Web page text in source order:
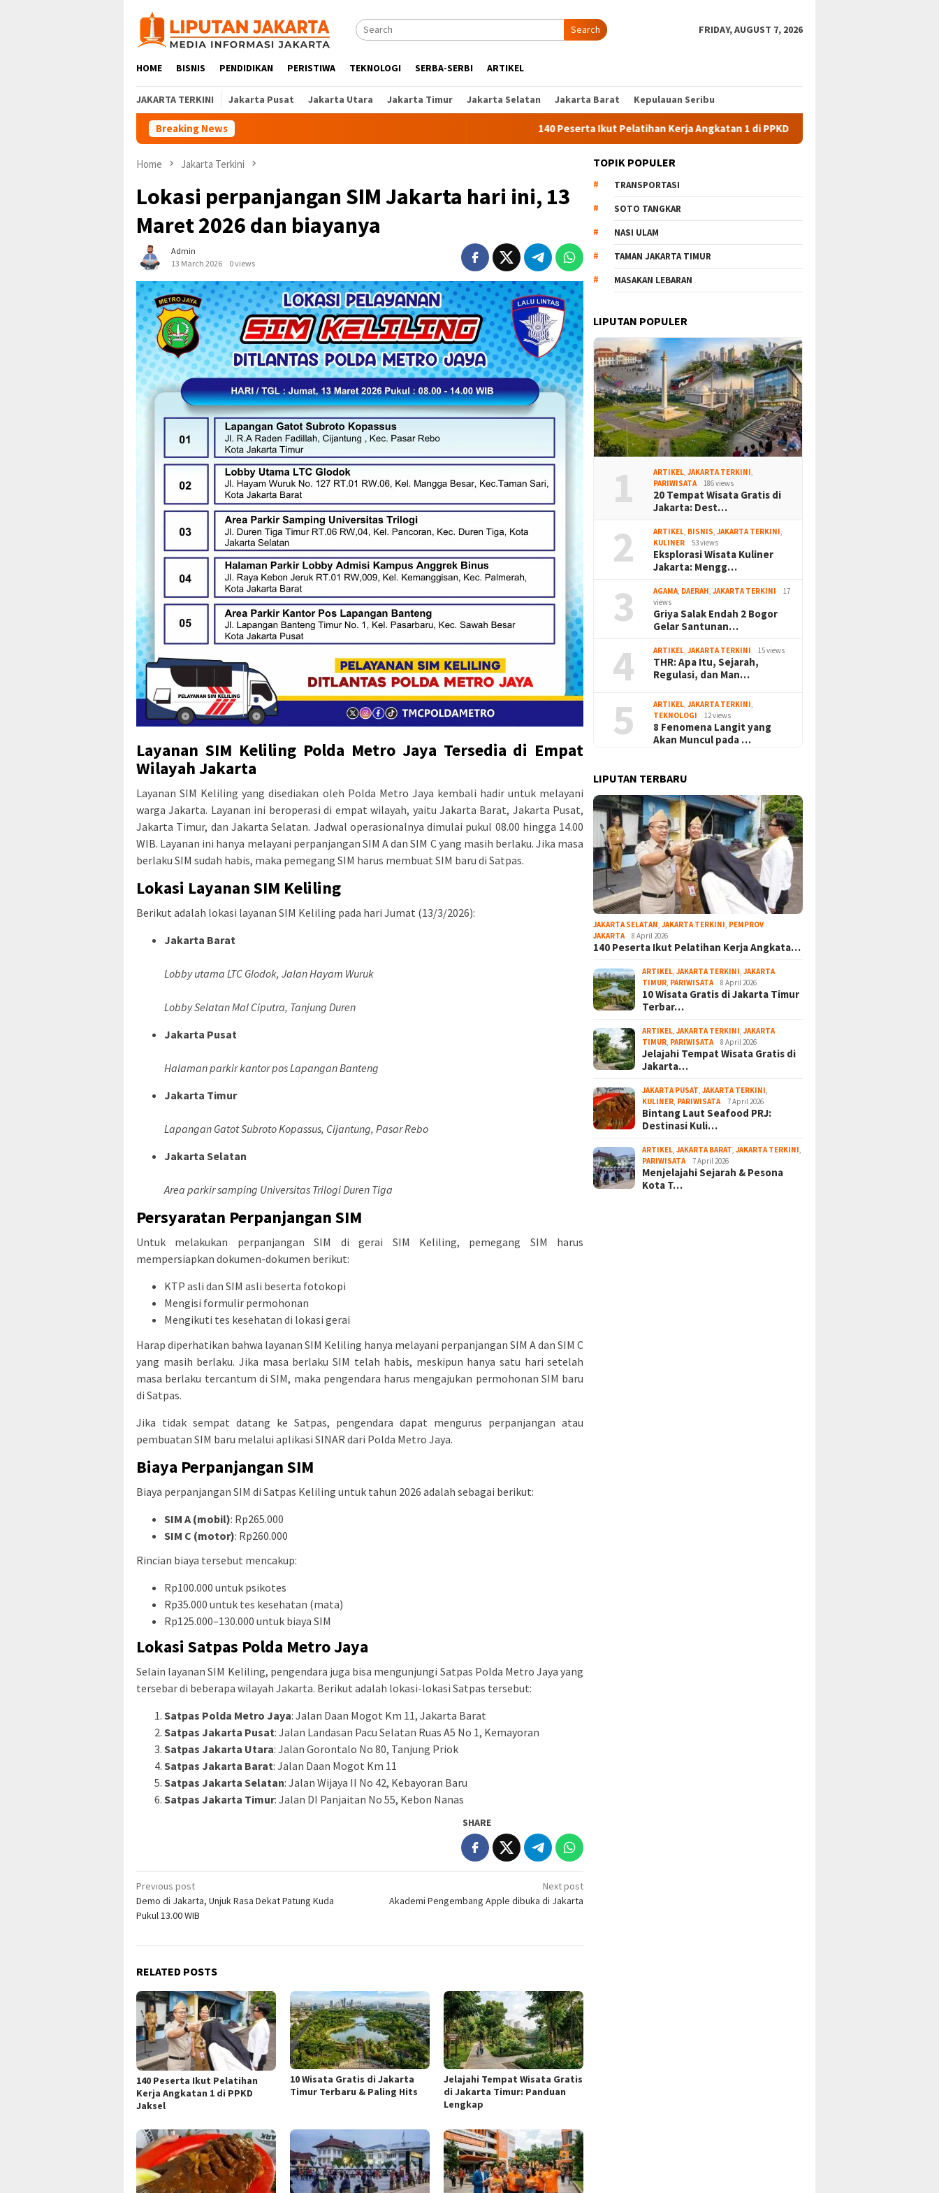
content
Search FRIDAY, AUGUST 7, 2026
HOME BISNIS PENDIDIKAN PERISTIWA TEKNOLOGI SERBA-SERBI ARTIKEL
JAKARTA TERKINI Jakarta Pusat Jakarta Utara Jakarta Timur Jakarta Selatan Jakarta Barat Kepulauan Seribu
Breaking News 140 Peserta Ikut Pelatihan Kerja Angkatan 1 di PPKD Jaksel
Home Jakarta Terkini
Lokasi perpanjangan SIM Jakarta hari ini, 13
Maret 2026 dan biayanya
Admin
13 March 2026
0 views
Layanan SIM Keliling Polda Metro Jaya Tersedia di Empat
Wilayah Jakarta
Layanan SIM Keliling yang disediakan oleh Polda Metro Jaya kembali hadir untuk melayani
warga Jakarta. Layanan ini beroperasi di empat wilayah, yaitu Jakarta Barat, Jakarta Pusat,
Jakarta Timur, dan Jakarta Selatan. Jadwal operasionalnya dimulai pukul 08.00 hingga 14.00
WIB. Layanan ini hanya melayani perpanjangan SIM A dan SIM C yang masih berlaku. Jika masa
berlaku SIM sudah habis, maka pemegang SIM harus membuat SIM baru di Satpas.
Lokasi Layanan SIM Keliling
Berikut adalah lokasi layanan SIM Keliling pada hari Jumat (13/3/2026):
Jakarta Barat
Lobby utama LTC Glodok, Jalan Hayam Wuruk
Lobby Selatan Mal Ciputra, Tanjung Duren
Jakarta Pusat
Halaman parkir kantor pos Lapangan Banteng
Jakarta Timur
Lapangan Gatot Subroto Kopassus, Cijantung, Pasar Rebo
Jakarta Selatan
Area parkir samping Universitas Trilogi Duren Tiga
Persyaratan Perpanjangan SIM
Untuk melakukan perpanjangan SIM di gerai SIM Keliling, pemegang SIM harus
mempersiapkan dokumen-dokumen berikut:
KTP asli dan SIM asli beserta fotokopi
Mengisi formulir permohonan
Mengikuti tes kesehatan di lokasi gerai
Harap diperhatikan bahwa layanan SIM Keliling hanya melayani perpanjangan SIM A dan SIM C
yang masih berlaku. Jika masa berlaku SIM telah habis, meskipun hanya satu hari setelah
masa berlaku tercantum di SIM, maka pengendara harus mengajukan permohonan SIM baru
di Satpas.
Jika tidak sempat datang ke Satpas, pengendara dapat mengurus perpanjangan atau
pembuatan SIM baru melalui aplikasi SINAR dari Polda Metro Jaya.
Biaya Perpanjangan SIM
Biaya perpanjangan SIM di Satpas Keliling untuk tahun 2026 adalah sebagai berikut:
SIM A (mobil): Rp265.000
SIM C (motor): Rp260.000
Rincian biaya tersebut mencakup:
Rp100.000 untuk psikotes
Rp35.000 untuk tes kesehatan (mata)
Rp125.000–130.000 untuk biaya SIM
Lokasi Satpas Polda Metro Jaya
Selain layanan SIM Keliling, pengendara juga bisa mengunjungi Satpas Polda Metro Jaya yang
tersebar di beberapa wilayah Jakarta. Berikut adalah lokasi-lokasi Satpas tersebut:
Satpas Polda Metro Jaya: Jalan Daan Mogot Km 11, Jakarta Barat
Satpas Jakarta Pusat: Jalan Landasan Pacu Selatan Ruas A5 No 1, Kemayoran
Satpas Jakarta Utara: Jalan Gorontalo No 80, Tanjung Priok
Satpas Jakarta Barat: Jalan Daan Mogot Km 11
Satpas Jakarta Selatan: Jalan Wijaya II No 42, Kebayoran Baru
Satpas Jakarta Timur: Jalan DI Panjaitan No 55, Kebon Nanas
SHARE
Post
navigation
Previous post
Demo di Jakarta, Unjuk Rasa Dekat Patung Kuda
Pukul 13.00 WIB
Next post
Akademi Pengembang Apple dibuka di Jakarta
RELATED POSTS
140 Peserta Ikut Pelatihan
Kerja Angkatan 1 di PPKD
Jaksel
10 Wisata Gratis di Jakarta
Timur Terbaru & Paling Hits
Jelajahi Tempat Wisata Gratis
di Jakarta Timur: Panduan
Lengkap
TOPIK POPULER
TRANSPORTASI
SOTO TANGKAR
NASI ULAM
TAMAN JAKARTA TIMUR
MASAKAN LEBARAN
LIPUTAN POPULER
1 ARTIKEL ,JAKARTA TERKINI
PARIWISATA
186 views
20 Tempat Wisata Gratis di
Jakarta: Dest…
2 ARTIKEL BISNIS ,JAKARTA TERKINI
KULINER
53 views
Eksplorasi Wisata Kuliner
Jakarta: Mengg…
3 AGAMA DAERAH ,JAKARTA TERKINI
17
views
Griya Salak Endah 2 Bogor
Gelar Santunan…
4 ARTIKEL ,JAKARTA TERKINI 15 views
THR: Apa Itu, Sejarah,
Regulasi, dan Man…
5 ARTIKEL ,JAKARTA TERKINI
TEKNOLOGI
12 views
8 Fenomena Langit yang
Akan Muncul pada …
LIPUTAN TERBARU
JAKARTA SELATAN ,JAKARTA TERKINI PEMPROV
JAKARTA
8 April 2026
140 Peserta Ikut Pelatihan Kerja Angkata…
ARTIKEL ,JAKARTA TERKINI ,JAKARTA
TIMUR PARIWISATA 8 April 2026
10 Wisata Gratis di Jakarta Timur
Terbar…
ARTIKEL ,JAKARTA TERKINI ,JAKARTA
TIMUR PARIWISATA 8 April 2026
Jelajahi Tempat Wisata Gratis di
Jakarta…
JAKARTA PUSAT ,JAKARTA TERKINI
KULINER PARIWISATA 7 April 2026
Bintang Laut Seafood PRJ:
Destinasi Kuli…
ARTIKEL ,JAKARTA BARAT ,JAKARTA TERKINI
PARIWISATA
7 April 2026
Menjelajahi Sejarah & Pesona
Kota T…